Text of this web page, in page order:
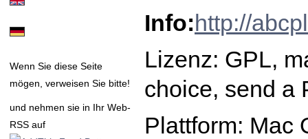
Wenn Sie diese Seite
mögen, verweisen Sie bitte!
und nehmen sie in Ihr Web-
RSS auf
Info:http://
Lizenz: GPL,
choice, send a
Plattform: Mac